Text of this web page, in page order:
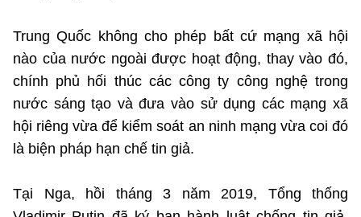
Trung Quốc không cho phép bất cứ mạng xã hội
nào của nước ngoài được hoạt động, thay vào đó,
chính phủ hối thúc các công ty công nghệ trong
nước sáng tạo và đưa vào sử dụng các mạng xã
hội riêng vừa để kiểm soát an ninh mạng vừa coi đó
là biện pháp hạn chế tin giả.
Tại Nga, hồi tháng 3 năm 2019, Tổng thống